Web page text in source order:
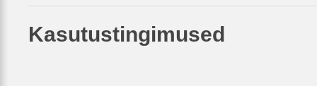
Kasutustingimused